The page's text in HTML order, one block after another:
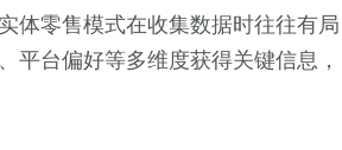
体零售模式在收集数据时往往有局
平台偏好等多维度获得关键信息，